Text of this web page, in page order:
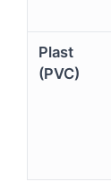
Plast
(PVC)